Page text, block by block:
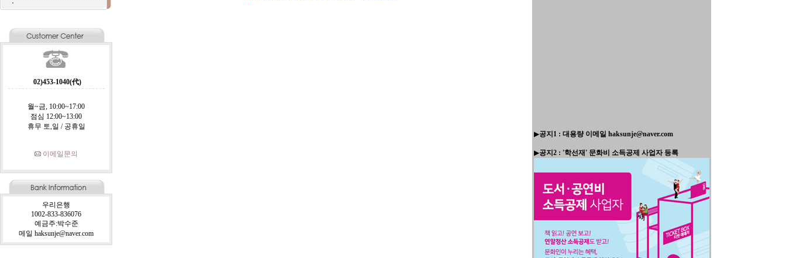
02)453-1040(代)
월~금, 10:00~17:00
점심 12:00~13:00
휴무 토,일 / 공휴일
이메일문의
우리은행
1002-833-836076
예금주:박수준
메일 haksunje@naver.com
▶공지1 : 대용량 이메일 haksunje@naver.com
▶공지2 : '학선재' 문화비 소득공제 사업자 등록